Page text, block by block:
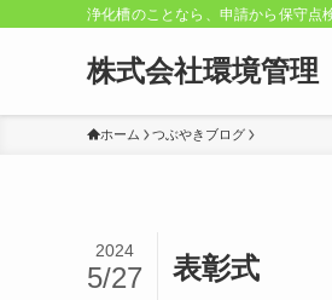
浄化槽のことなら、申請から保守点
株式会社環境管理
ホーム つぶやきブログ
表彰式
2024
5/27